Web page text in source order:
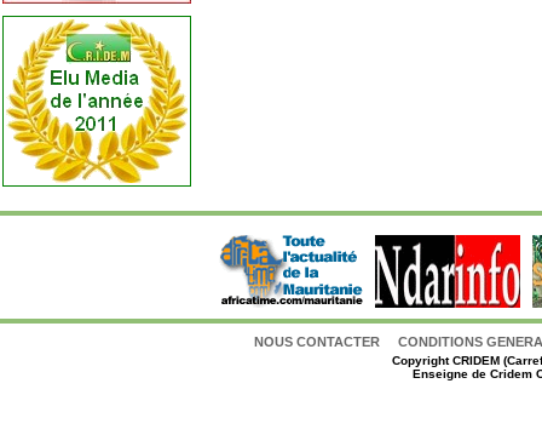
NOUS CONTACTER CONDITIONS
CopyrightCRIDEM
Enseigne de Cridem